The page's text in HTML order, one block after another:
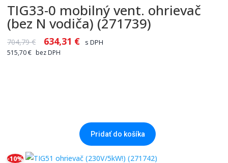
TIG33-0 mobilný vent. ohrievač
(bez N vodiča) (271739)
704,79€ 634,31 € s DPH
515,70€ bez DPH
Pridať do košíka
-10%